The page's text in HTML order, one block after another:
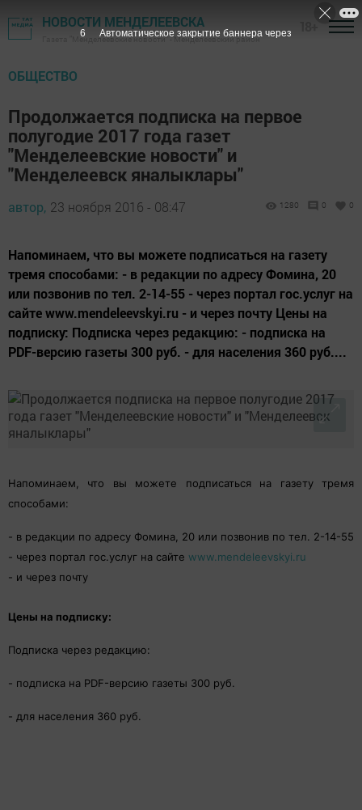
НОВОСТИ МЕНДЕЛЕЕВСКА
Газета "Менделеевские новости" - Менделеевский район
ОБЩЕСТВО
Продолжается подписка на первое
полугодие 2017 года газет
"Менделеевские новости" и
"Менделеевск яналыклары"
автор, 23 ноября 2016 - 08:47 1280 0 0
Напоминаем, что вы можете подписаться на газету
тремя способами: - в редакции по адресу Фомина, 20
или позвонив по тел. 2-14-55 - через портал гос.услуг на
сайте www.mendeleevskyi.ru - и через почту Цены на
подписку: Подписка через редакцию: - подписка на
PDF-версию газеты 300 руб. - для населения 360 руб....
Напоминаем, что вы можете подписаться на газету тремя
способами:
- в редакции по адресу Фомина, 20 или позвонив по тел. 2-14-55
- через портал гос.услуг на сайте www.mendeleevskyi.ru
- и через почту
Цены на подписку:
Подписка через редакцию:
- подписка на PDF-версию газеты 300 руб.
- для населения 360 руб.
5 Автоматическое закрытие баннера через